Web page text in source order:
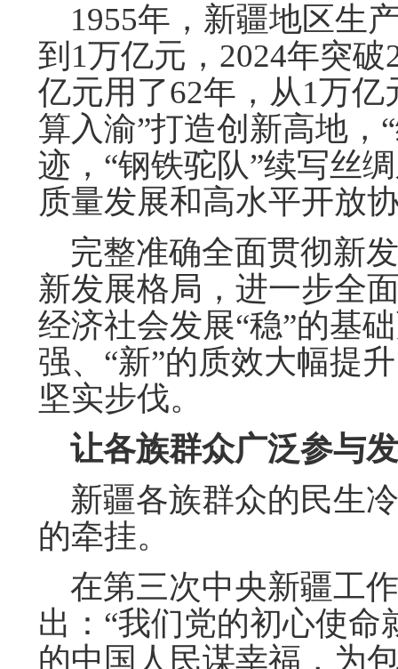
1955年，新疆地区生
到1万亿元，2024年突
亿元用了62年，从1万
算入渝”打造创新高地，
迹，“钢铁驼队”续写丝
质量发展和高水平开放
完整准确全面贯彻新
新发展格局，进一步全
经济社会发展“稳”的基
强、“新”的质效大幅提
坚实步伐。
让各族群众广泛参与
新疆各族群众的民生
的牵挂。
在第三次中央新疆工
出：“我们党的初心使
的中国人民谋幸福，为